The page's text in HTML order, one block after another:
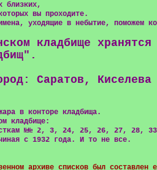
близких,
вы проходите.
уходящие в небытие, поможем
кладбище
Саратов,
в конторе кладбища.
кладбище:
№№ 2, 3, 24, 25, 26, 27, 28,
с 1932 года. И то не все.
архиве списков был